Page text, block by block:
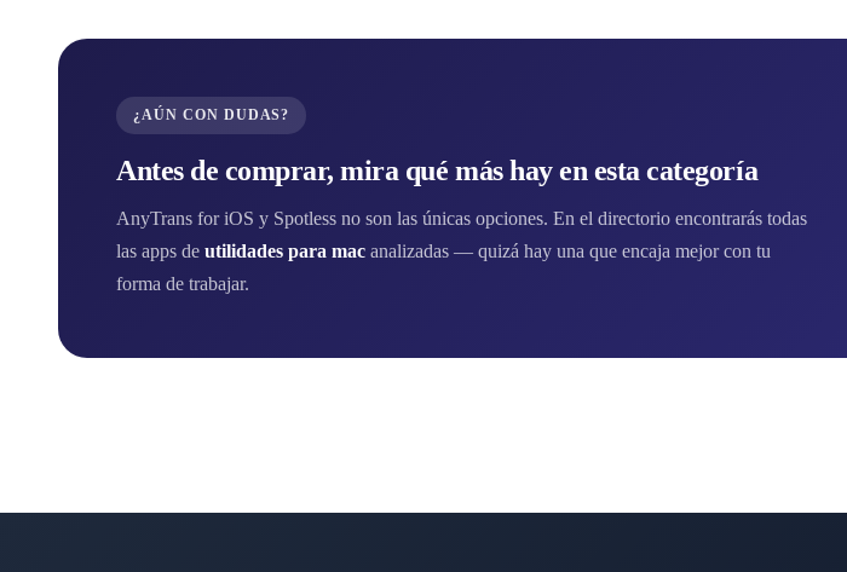
¿AÚN CON DUDAS?
Antes de comprar, mira qué más hay en esta categoría
AnyTrans for iOS y Spotless no son las únicas opciones. En el directorio encontrarás todas
las apps de utilidades para mac analizadas — quizá hay una que encaja mejor con tu
forma de trabajar.